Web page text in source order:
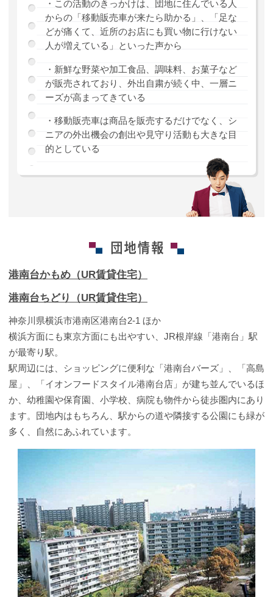
・この活動のきっかけは、団地に住んでいる人
からの「移動販売車が来たら助かる」、「足な
どが痛くて、近所のお店にも買い物に行けない
人が増えている」といった声から
・新鮮な野菜や加工食品、調味料、お菓子など
が販売されており、外出自粛が続く中、一層ニ
ーズが高まってきている
・移動販売車は商品を販売するだけでなく、シ
ニアの外出機会の創出や見守り活動も大きな目
的としている
港南台かもめ（UR賃貸住宅）
港南台ちどり（UR賃貸住宅）
神奈川県横浜市港南区港南台2-1 ほか
横浜方面にも東京方面にも出やすい、JR根岸線「港南台」駅
が最寄り駅。
駅周辺には、ショッピングに便利な「港南台バーズ」、「高島
屋」、「イオンフードスタイル港南台店」が建ち並んでいるほ
か、幼稚園や保育園、小学校、病院も物件から徒歩圏内にあり
ます。団地内はもちろん、駅からの道や隣接する公園にも緑が
多く、自然にあふれています。